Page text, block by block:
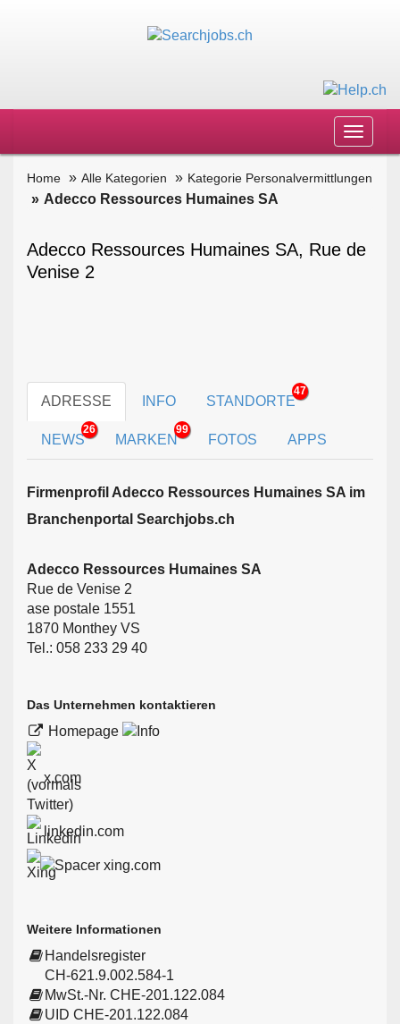
Toggle
Home Alle Kategorien Kategorie Personalvermittlungen
Adecco Ressources Humaines SA
Adecco Ressources Humaines SA, Rue de
Venise 2
ADRESSE INFO STANDORTE
47
NEWS
26
MARKEN
99
FOTOS APPS
Firmen­profil Adecco Ressources Humaines SA im
Branchen­portal Searchjobs.ch
Adecco Ressources Humaines SA
Rue de Venise 2
ase postale 1551
1870 Monthey VS
Tel.: 058 233 29 40
Das Unternehmen kontaktieren
Homepage
x.com
linkedin.com
xing.com
Weitere Informationen
Handelsregister
CH-621.9.002.584-1
MwSt.-Nr. CHE-201.122.084
UID CHE-201.122.084